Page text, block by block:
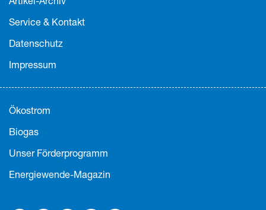
Service & Kontakt
Datenschutz
Impressum
Ökostrom
Biogas
Unser Förderprogramm
Energiewende-Magazin